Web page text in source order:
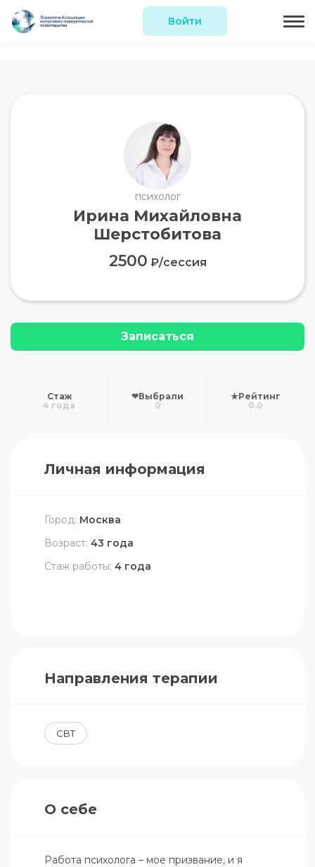
Войти
психолог
Ирина Михайловна
Шерстобитова
2500 ₽/сессия
Записаться
Стаж
4 года
❤Выбрали
0
★Рейтинг
0.0
Личная информация
Город: Москва
Возраст: 43 года
Стаж работы: 4 года
Направления терапии
CBT
О себе
Работа психолога – мое призвание, и я